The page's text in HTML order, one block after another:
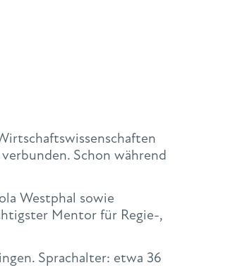
Schon während
Westphal sowie
Mentor für Regie-,
Sprachalter: etwa 36